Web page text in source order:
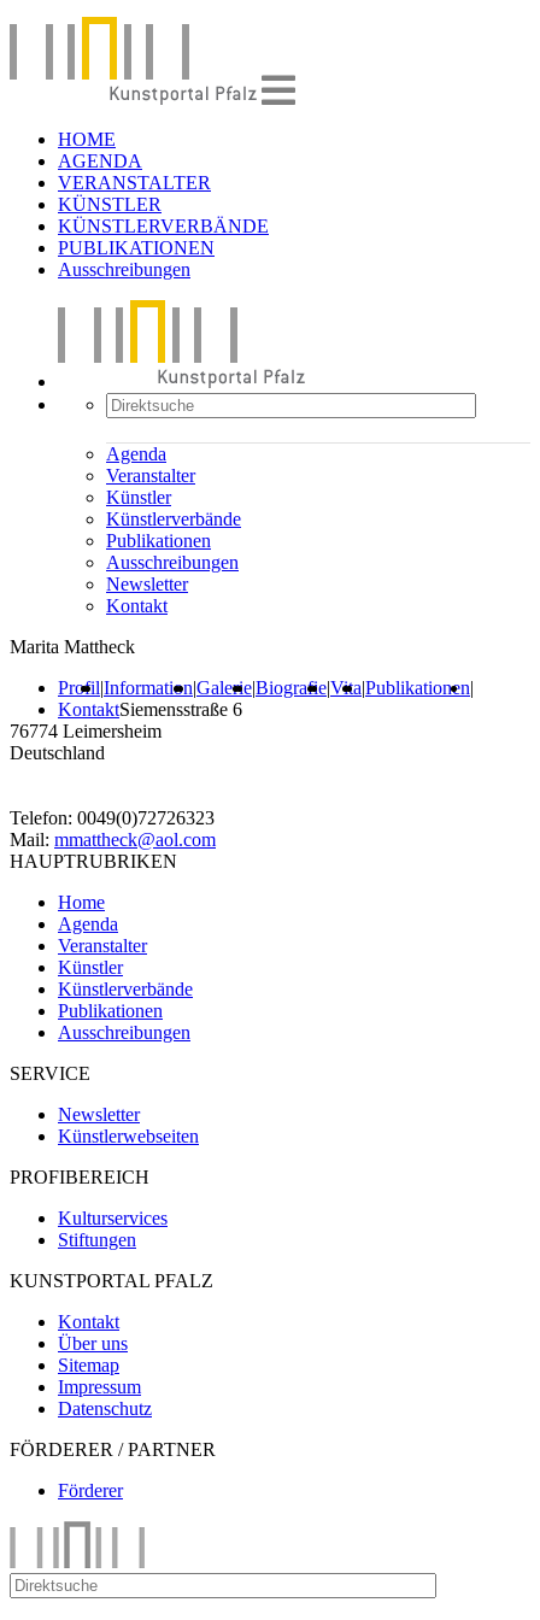
HOME
AGENDA
VERANSTALTER
KÜNSTLER
KÜNSTLERVERBÄNDE
PUBLIKATIONEN
Ausschreibungen
Agenda
Veranstalter
Künstler
Künstlerverbände
Publikationen
Ausschreibungen
Newsletter
Kontakt
Marita Mattheck
Profil|Information|Galerie|Biografie|Vita|Publikationen|
KontaktSiemensstraße 6
76774 Leimersheim
Deutschland
Telefon: 0049(0)72726323
Mail: mmattheck@aol.com
HAUPTRUBRIKEN
Home
Agenda
Veranstalter
Künstler
Künstlerverbände
Publikationen
Ausschreibungen
SERVICE
Newsletter
Künstlerwebseiten
PROFIBEREICH
Kulturservices
Stiftungen
KUNSTPORTAL PFALZ
Kontakt
Über uns
Sitemap
Impressum
Datenschutz
FÖRDERER / PARTNER
Förderer